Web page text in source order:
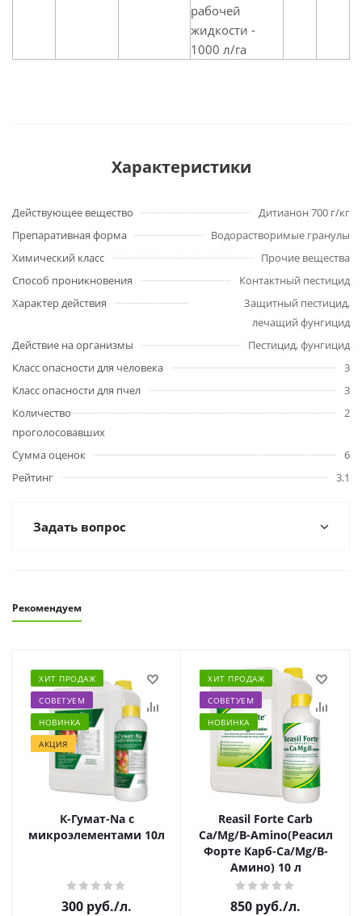
рабочей
жидкости -
1000 л/га
Характеристики
Действующее вещество
Дитианон 700 г/кг
Препаративная форма
Водорастворимые гранулы
Химический класс
Прочие вещества
Способ проникновения
Контактный пестицид
Характер действия
Защитный пестицид,
лечащий фунгицид
Действие на организмы
Пестицид, фунгицид
Класс опасности для человека
3
Класс опасности для пчел
3
Количество
проголосовавших
2
Сумма оценок
6
Рейтинг
3.1
Задать вопрос
Рекомендуем
ХИТ ПРОДАЖ
СОВЕТУЕМ
НОВИНКА
АКЦИЯ
К-Гумат-Na с
микроэлементами 10л
300 руб./л.
ХИТ ПРОДАЖ
СОВЕТУЕМ
НОВИНКА
Reasil Forte Carb
Ca/Mg/B-Amino(Реасил
Форте Карб-Ca/Mg/B-
Амино) 10 л
850 руб./л.